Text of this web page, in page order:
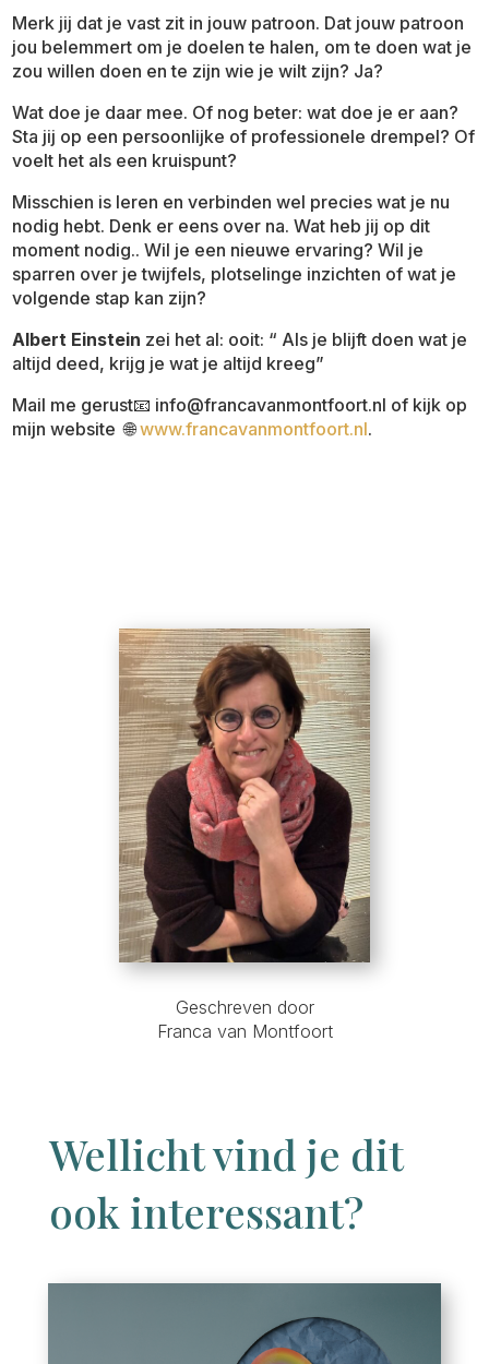
Merk jij dat je vast zit in jouw patroon. Dat jouw patroon
jou belemmert om je doelen te halen, om te doen wat je
zou willen doen en te zijn wie je wilt zijn? Ja?
Wat doe je daar mee. Of nog beter: wat doe je er aan?
Sta jij op een persoonlijke of professionele drempel? Of
voelt het als een kruispunt?
Misschien is leren en verbinden wel precies wat je nu
nodig hebt. Denk er eens over na. Wat heb jij op dit
moment nodig.. Wil je een nieuwe ervaring? Wil je
sparren over je twijfels, plotselinge inzichten of wat je
volgende stap kan zijn?
Albert Einstein zei het al: ooit: “ Als je blijft doen wat je
altijd deed, krijg je wat je altijd kreeg”
Mail me gerust📧 info@francavanmontfoort.nl of kijk op
mijn website 🌐www.francavanmontfoort.nl.
Geschreven door
Franca van Montfoort
Wellicht vind je dit
ook interessant?